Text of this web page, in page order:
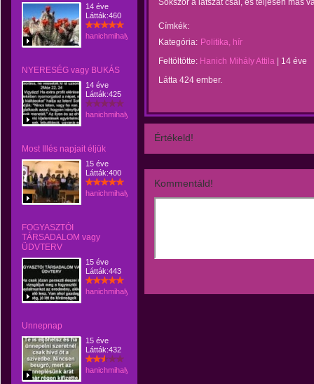
14 éve
Látták:460
hanichmihalyattila
NYERESÉG vagy BUKÁS
14 éve
Látták:425
hanichmihalyattila
Most Illés napjait éljük
15 éve
Látták:400
hanichmihalyattila
FOGYASZTÓI
TÁRSADALOM vagy
ÜDVTERV
15 éve
Látták:443
hanichmihalyattila
Unnepnap
15 éve
Látták:432
hanichmihalyattila
Sokszor a látszat csal, és teljesen más
Címkék:
Kategória: Politika, hír
Feltöltötte: Hanich Mihály Attila
14 éve
Látta 424 ember.
Értékeld!
Kommentáld!